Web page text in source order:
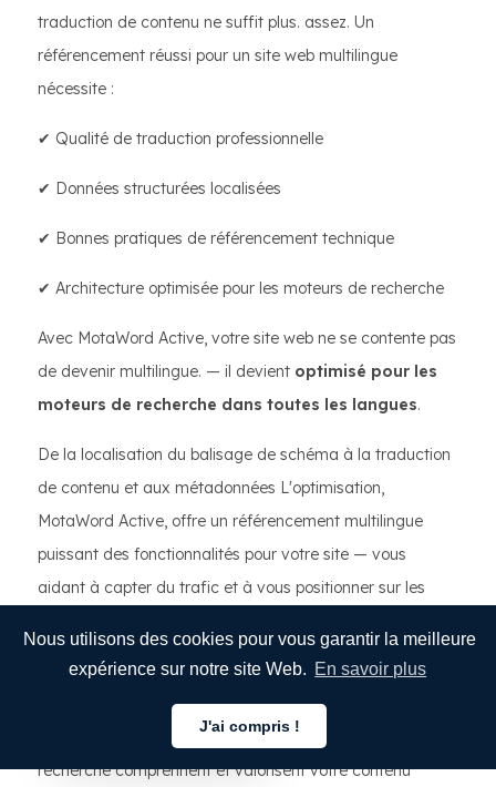
Nous utilisons des cookies pour vous garantir la meilleure
expérience sur notre site Web. En savoir plus
J'ai compris !
traduction de contenu ne suffit plus. assez. Un
référencement réussi pour un site web multilingue
nécessite :
✔ Qualité de traduction professionnelle
✔ Données structurées localisées
✔ Bonnes pratiques de référencement technique
✔ Architecture optimisée pour les moteurs de recherche
Avec MotaWord Active, votre site web ne se contente pas
de devenir multilingue. — il devient optimisé pour les
moteurs de recherche dans toutes les langues.
De la localisation du balisage de schéma à la traduction
de contenu et aux métadonnées L'optimisation,
MotaWord Active, offre un référencement multilingue
puissant des fonctionnalités pour votre site — vous
aidant à capter du trafic et à vous positionner sur les
dans les moteurs de recherche du monde entier.
Si votre objectif est la croissance mondiale, c'est la
stratégie qui garantit la recherche Les moteurs de
recherche comprennent et valorisent votre contenu
Français